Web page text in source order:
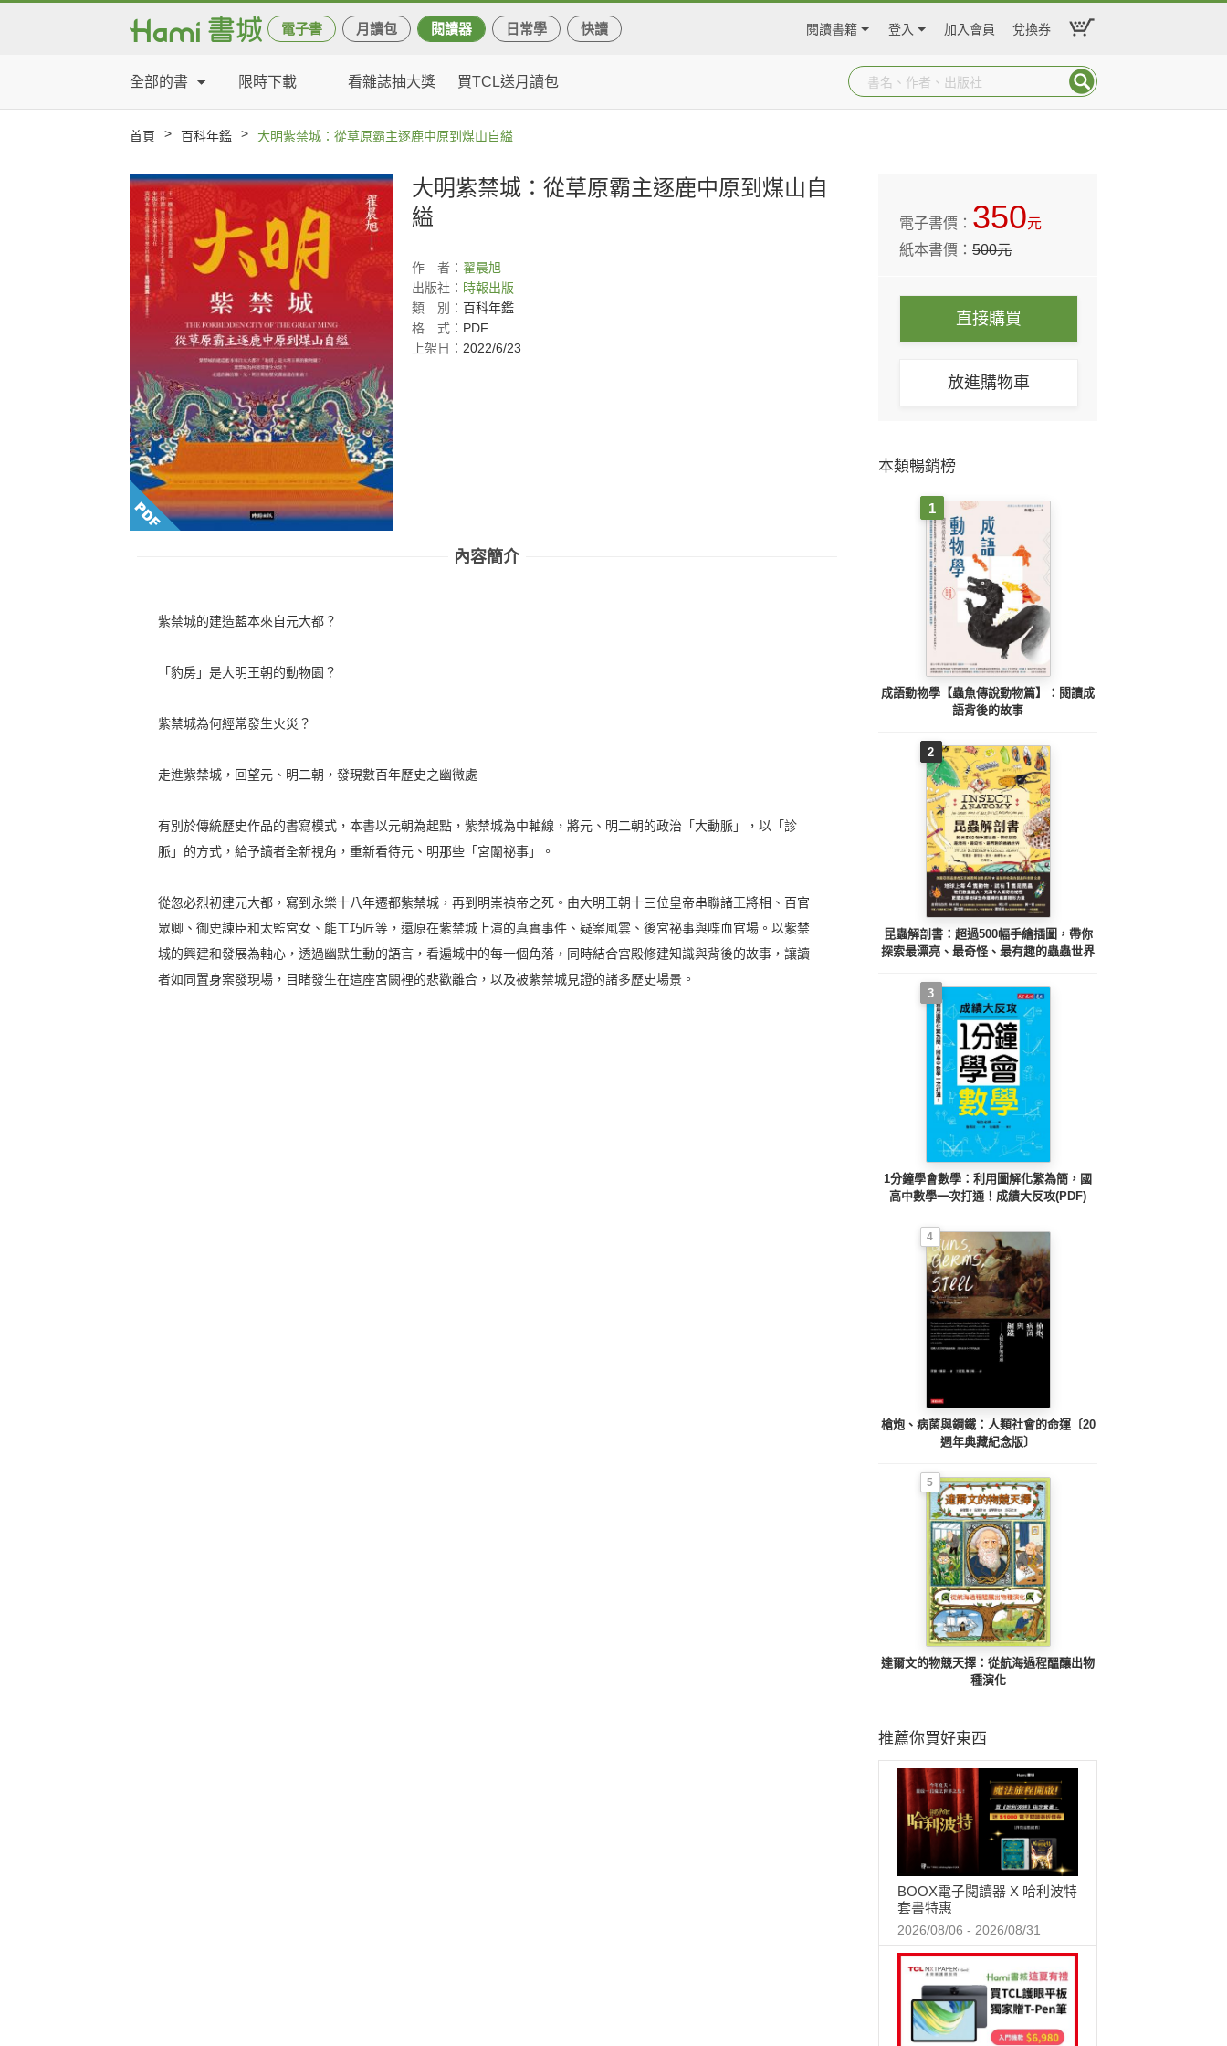
電子書 月讀包 閱讀器 日常學 快讀 閱讀書籍 登入 加入會員 兌換券
全部的書 限時下載 看雜誌抽大獎 買TCL送月讀包
首頁 > 百科年鑑 > 大明紫禁城：從草原霸主逐鹿中原到煤山自縊
大明紫禁城：從草原霸主逐鹿中原到煤山自
縊
作 者： 翟晨旭
出版社： 時報出版
類
別： 百科年鑑
格
式： PDF
上架日： 2022/6/23
內容簡介
紫禁城的建造藍本來自元大都？
「豹房」是大明王朝的動物園？
紫禁城為何經常發生火災？
走進紫禁城，回望元、明二朝，發現數百年歷史之幽微處
有別於傳統歷史作品的書寫模式，本書以元朝為起點，紫禁城為中軸線，將元、明二朝的政治「大動脈」，以「診
脈」的方式，給予讀者全新視角，重新看待元、明那些「宮闈祕事」。
從忽必烈初建元大都，寫到永樂十八年遷都紫禁城，再到明崇禎帝之死。由大明王朝十三位皇帝串聯諸王將相、百官
眾卿、御史諫臣和太監宮女、能工巧匠等，還原在紫禁城上演的真實事件、疑案風雲、後宮祕事與喋血官場。以紫禁
城的興建和發展為軸心，透過幽默生動的語言，看遍城中的每一個角落，同時結合宮殿修建知識與背後的故事，讓讀
者如同置身案發現場，目睹發生在這座宮闕裡的悲歡離合，以及被紫禁城見證的諸多歷史場景。
電子書價： 350元
紙本書價：500元
直接購買
放進購物車
本類暢銷榜
1
成語動物學【蟲魚傳說動物篇】：閱讀成
語背後的故事
2
昆蟲解剖書：超過500幅手繪插圖，帶你
探索最漂亮、最奇怪、最有趣的蟲蟲世界
3
1分鐘學會數學：利用圖解化繁為簡，國
高中數學一次打通！成績大反攻(PDF)
4
槍炮、病菌與鋼鐵：人類社會的命運〔20
週年典藏紀念版〕
5
達爾文的物競天擇：從航海過程醞釀出物
種演化
推薦你買好東西
BOOX電子閱讀器 X 哈利波特
套書特惠
2026/08/06 - 2026/08/31